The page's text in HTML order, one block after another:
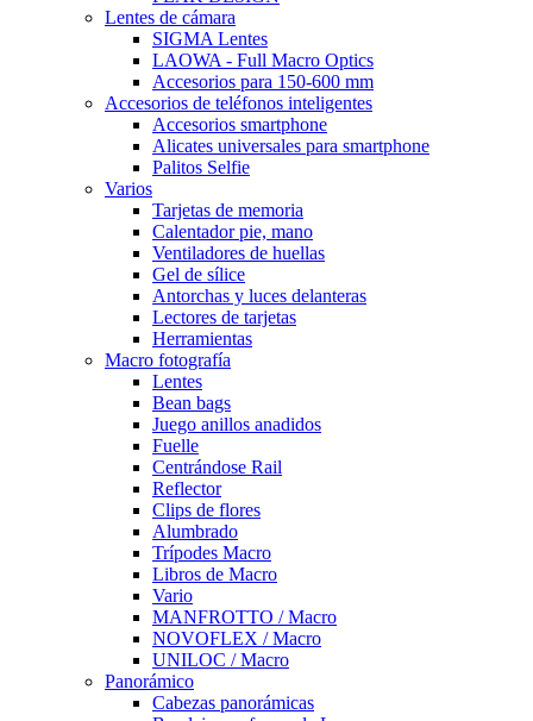
Lentes de cámara
SIGMA Lentes
LAOWA - Full Macro Optics
Accesorios para 150-600 mm
Accesorios de teléfonos inteligentes
Accesorios smartphone
Alicates universales para smartphone
Palitos Selfie
Varios
Tarjetas de memoria
Calentador pie, mano
Ventiladores de huellas
Gel de sílice
Antorchas y luces delanteras
Lectores de tarjetas
Herramientas
Macro fotografía
Lentes
Bean bags
Juego anillos anadidos
Fuelle
Centrándose Rail
Reflector
Clips de flores
Alumbrado
Trípodes Macro
Libros de Macro
Vario
MANFROTTO / Macro
NOVOFLEX / Macro
UNILOC / Macro
Panorámico
Cabezas panorámicas